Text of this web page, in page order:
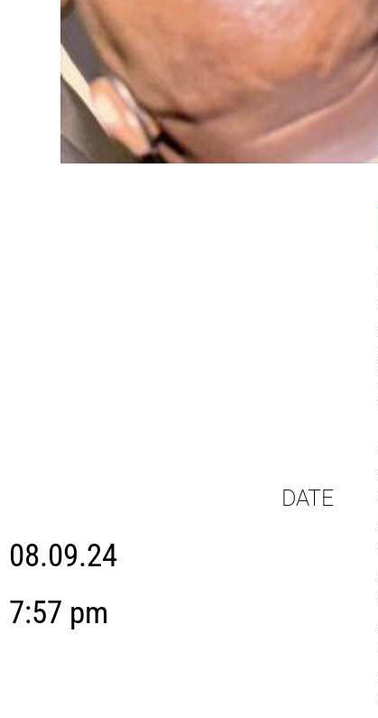
DATE
08.09.24
7:57 pm